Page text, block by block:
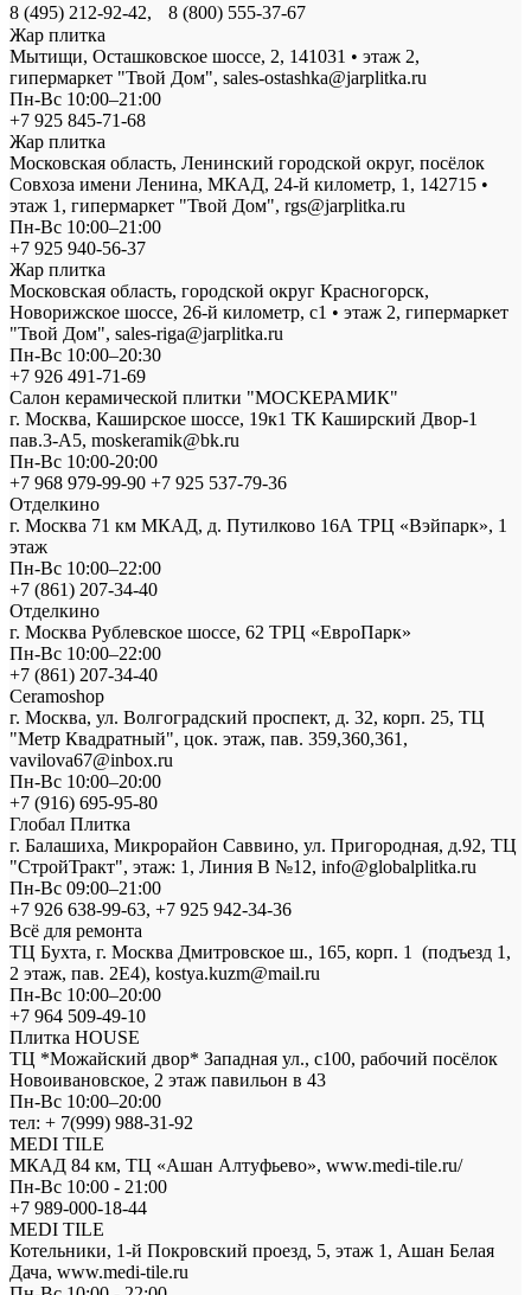
8 (495) 212-92-42, 8 (800) 555-37-67
Жар плитка
Мытищи, Осташковское шоссе, 2, 141031 • этаж 2,
гипермаркет "Твой Дом", sales-ostashka@jarplitka.ru
Пн-Вс 10:00–21:00
+7 925 845-71-68
Жар плитка
Московская область, Ленинский городской округ, посёлок
Совхоза имени Ленина, МКАД, 24-й километр, 1, 142715 •
этаж 1, гипермаркет "Твой Дом", rgs@jarplitka.ru
Пн-Вс 10:00–21:00
+7 925 940-56-37
Жар плитка
Московская область, городской округ Красногорск,
Новорижское шоссе, 26-й километр, с1 • этаж 2, гипермаркет
"Твой Дом", sales-riga@jarplitka.ru
Пн-Вс 10:00–20:30
+7 926 491-71-69
Салон керамической плитки "МОСКЕРАМИК"
г. Москва, Каширское шоссе, 19к1 ТК Каширский Двор-1
пав.3-А5, moskeramik@bk.ru
Пн-Вс 10:00-20:00
+7 968 979-99-90 +7 925 537-79-36
Отделкино
г. Москва 71 км МКАД, д. Путилково 16А ТРЦ «Вэйпарк», 1
этаж
Пн-Вс 10:00–22:00
+7 (861) 207-34-40
Отделкино
г. Москва Рублевское шоссе, 62 ТРЦ «ЕвроПарк»
Пн-Вс 10:00–22:00
+7 (861) 207-34-40
Ceramoshop
г. Москва, ул. Волгоградский проспект, д. 32, корп. 25, ТЦ
"Метр Квадратный", цок. этаж, пав. 359,360,361,
vavilova67@inbox.ru
Пн-Вс 10:00–20:00
+7 (916) 695-95-80
Глобал Плитка
г. Балашиха, Микрорайон Саввино, ул. Пригородная, д.92, ТЦ
"СтройТракт", этаж: 1, Линия В №12, info@globalplitka.ru
Пн-Вс 09:00–21:00
+7 926 638-99-63, +7 925 942-34-36
Всё для ремонта
ТЦ Бухта, г. Москва Дмитровское ш., 165, корп. 1 (подъезд 1,
2 этаж, пав. 2Е4), kostya.kuzm@mail.ru
Пн-Вс 10:00–20:00
+7 964 509-49-10
Плитка HOUSE
ТЦ *Можайский двор* Западная ул., с100, рабочий посёлок
Новоивановское, 2 этаж павильон в 43
Пн-Вс 10:00–20:00
тел: + 7(999) 988-31-92
MEDI TILE
МКАД 84 км, ТЦ «Ашан Алтуфьево», www.medi-tile.ru/
Пн-Вс 10:00 - 21:00
+7 989-000-18-44
MEDI TILE
Котельники, 1-й Покровский проезд, 5, этаж 1, Ашан Белая
Дача, www.medi-tile.ru